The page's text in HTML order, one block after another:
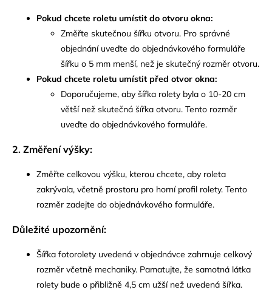
Pokud chcete roletu umístit do otvoru okna:
Změřte skutečnou šířku otvoru. Pro správné
objednání uveďte do objednávkového formuláře
šířku o 5 mm menší, než je skutečný rozměr otvoru.
Pokud chcete roletu umístit před otvor okna:
Doporučujeme, aby šířka rolety byla o 10-20 cm
větší než skutečná šířka otvoru. Tento rozměr
uveďte do objednávkového formuláře.
2. Změření výšky:
Změřte celkovou výšku, kterou chcete, aby roleta
zakrývala, včetně prostoru pro horní profil rolety. Tento
rozměr zadejte do objednávkového formuláře.
Důležité upozornění:
Šířka fotorolety uvedená v objednávce zahrnuje celkový
rozměr včetně mechaniky. Pamatujte, že samotná látka
rolety bude o přibližně 4,5 cm užší než uvedená šířka.